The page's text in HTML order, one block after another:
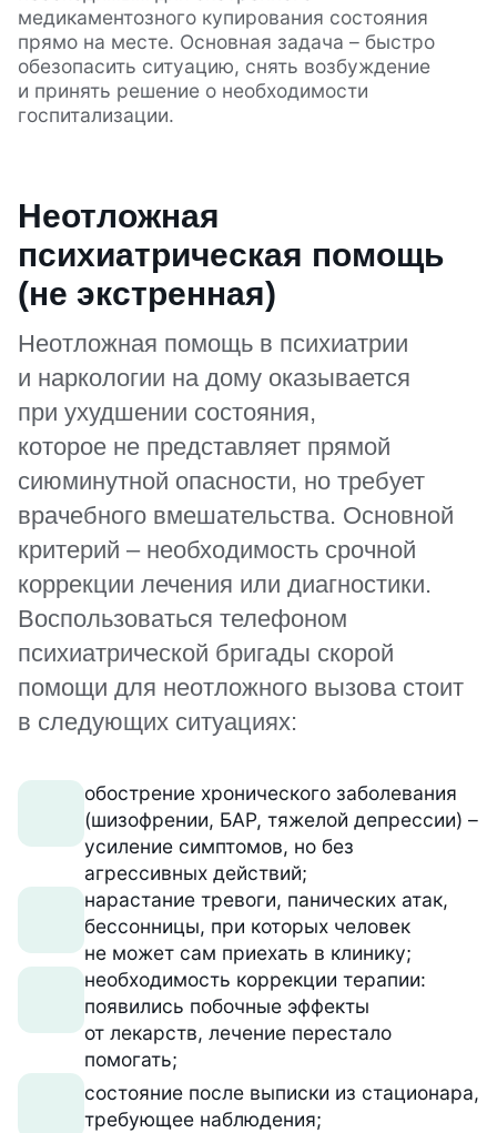
медикаментозного купирования состояния
прямо на месте. Основная задача – быстро
обезопасить ситуацию, снять возбуждение
и принять решение о необходимости
госпитализации.
Неотложная
психиатрическая помощь
(не экстренная)
Неотложная помощь в психиатрии
и наркологии на дому оказывается
при ухудшении состояния,
которое не представляет прямой
сиюминутной опасности, но требует
врачебного вмешательства. Основной
критерий – необходимость срочной
коррекции лечения или диагностики.
Воспользоваться телефоном
психиатрической бригады скорой
помощи для неотложного вызова стоит
в следующих ситуациях:
обострение хронического заболевания
(шизофрении, БАР, тяжелой депрессии) –
усиление симптомов, но без
агрессивных действий;
нарастание тревоги, панических атак,
бессонницы, при которых человек
не может сам приехать в клинику;
необходимость коррекции терапии:
появились побочные эффекты
от лекарств, лечение перестало
помогать;
состояние после выписки из стационара,
требующее наблюдения;